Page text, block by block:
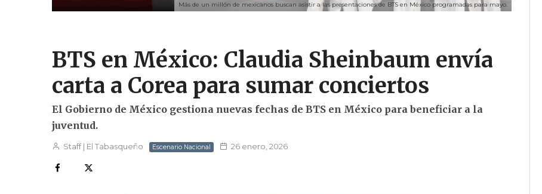
Más de un millón de mexicanos buscan asistir a las presentaciones de BTS en México programadas para mayo.
BTS en México: Claudia Sheinbaum envía
carta a Corea para sumar conciertos
El Gobierno de México gestiona nuevas fechas de BTS en México para beneficiar a la
juventud.
Staff | El Tabasqueño Escenario Nacional 26 enero, 2026